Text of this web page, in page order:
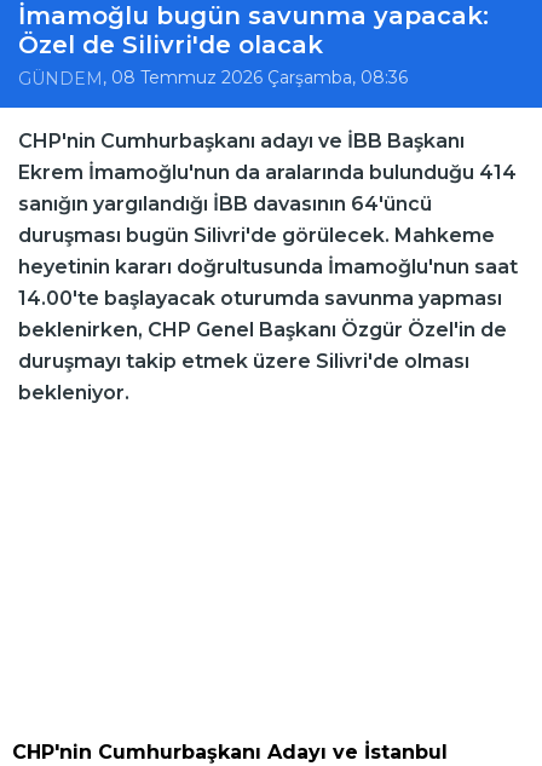
İmamoğlu bugün savunma yapacak:
Özel de Silivri'de olacak
GÜNDEM , 08 Temmuz 2026 Çarşamba, 08:36
CHP'nin Cumhurbaşkanı adayı ve İBB Başkanı
Ekrem İmamoğlu'nun da aralarında bulunduğu 414
sanığın yargılandığı İBB davasının 64'üncü
duruşması bugün Silivri'de görülecek. Mahkeme
heyetinin kararı doğrultusunda İmamoğlu'nun saat
14.00'te başlayacak oturumda savunma yapması
beklenirken, CHP Genel Başkanı Özgür Özel'in de
duruşmayı takip etmek üzere Silivri'de olması
bekleniyor.
CHP'nin Cumhurbaşkanı Adayı ve İstanbul